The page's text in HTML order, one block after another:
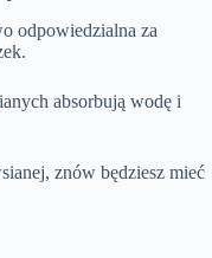
odpowiedzialna za
absorbują wodę i
znów będziesz mieć